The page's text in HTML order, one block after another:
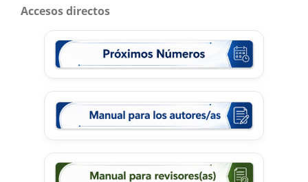
Accesos directos